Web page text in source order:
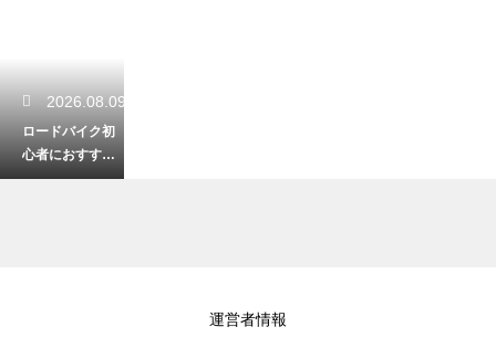
2026.08.09
ロードバイク初
心者におすす
め！大垂水峠の
運営者情報